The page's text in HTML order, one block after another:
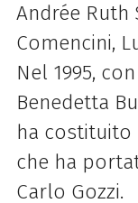
Andrée Ruth
Comencini,
Nel 1995,
Benedetta
ha costituito
che ha
Carlo Gozzi.